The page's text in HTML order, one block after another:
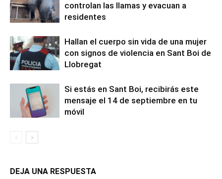
controlan las llamas y evacuan a
residentes
Hallan el cuerpo sin vida de una mujer
con signos de violencia en Sant Boi de
Llobregat
Si estás en Sant Boi, recibirás este
mensaje el 14 de septiembre en tu
móvil
DEJA UNA RESPUESTA